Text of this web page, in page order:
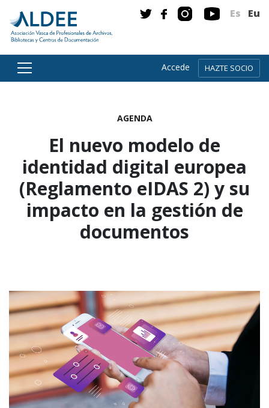
Es Eu
Accede HAZTE SOCIO
AGENDA
El nuevo modelo de
identidad digital europea
(Reglamento eIDAS 2) y su
impacto en la gestión de
documentos